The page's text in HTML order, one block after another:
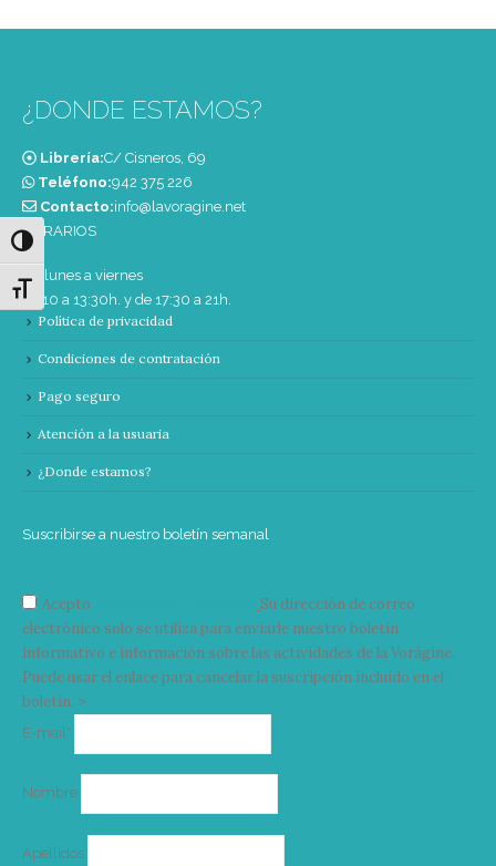
Alternar alto contraste
Alternar tamaño de letra
¿DONDE ESTAMOS?
Librería:C/ Cisneros, 69
Teléfono:‭942 375 226‬
Contacto:info@lavoragine.net
HORARIOS
De lunes a viernes
de 10 a 13:30h. y de 17:30 a 21h.
Política de privacidad
Condiciones de contratación
Pago seguro
Atención a la usuaria
¿Donde estamos?
Suscribirse a nuestro boletín semanal
Acepto
Su dirección de correo
electrónico solo se utiliza para enviarle nuestro boletín
informativo e información sobre las actividades de la Vorágine.
Puede usar el enlace para cancelar la suscripción incluido en el
boletín. >
E-mail*
Nombre
Apellidos